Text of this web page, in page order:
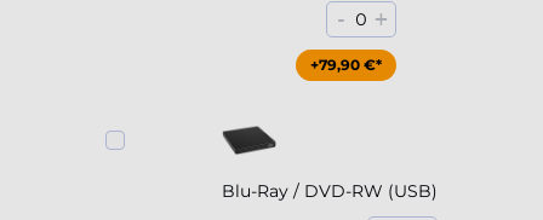
- 0 +
+79,90 €*
Blu-Ray / DVD-RW (USB)